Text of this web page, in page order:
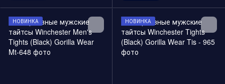
НОВИНКА НОВИНКА